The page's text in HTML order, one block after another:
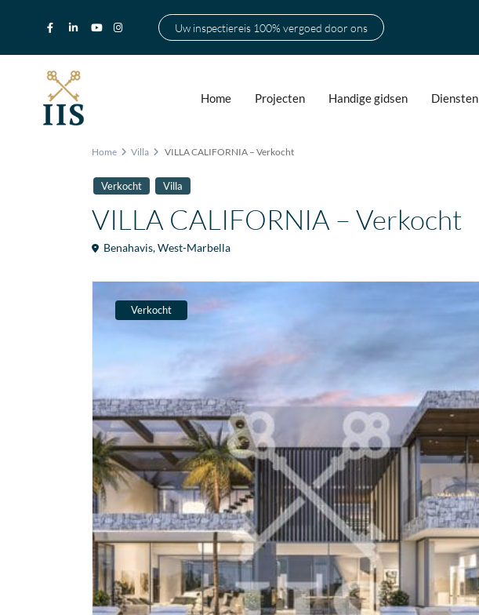
Uw inspectiereis 100% vergoed door ons
Home Projecten Handige gidsen Diensten
Home Villa VILLA CALIFORNIA – Verkocht
Verkocht Villa
VILLA CALIFORNIA – Verkocht
Benahavis,West-Marbella
Verkocht